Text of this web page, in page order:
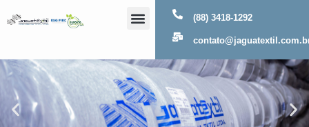
(88) 3418-1292